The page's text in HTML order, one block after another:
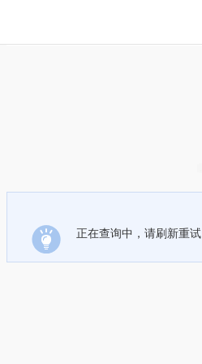
正在查询中，请刷新重试